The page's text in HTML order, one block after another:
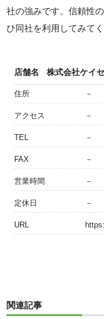
社の強みです。信頼性
ひ同社を利用してみてく
店舗名 株式会社ケイ
住所 －
アクセス －
TEL －
FAX －
営業時間 －
定休日 －
URL
関連記事